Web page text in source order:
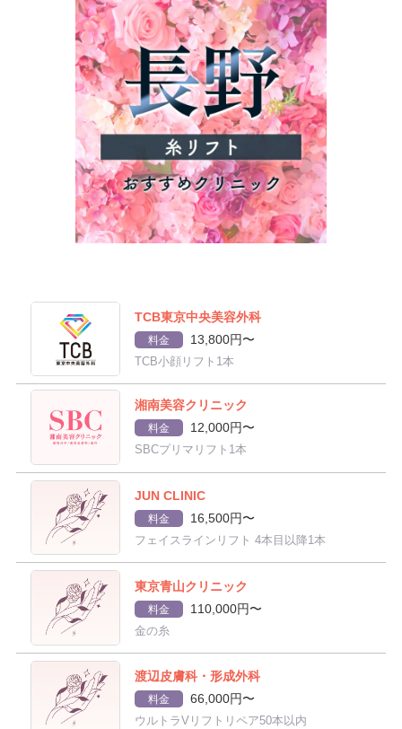
TCB東京中央美容外科
料金 13,800円〜
TCB小顔リフト1本
湘南美容クリニック
料金 12,000円〜
SBCプリマリフト1本
JUN CLINIC
料金 16,500円〜
フェイスラインリフト 4本目以降1本
東京青山クリニック
料金 110,000円〜
金の糸
渡辺皮膚科・形成外科
料金 66,000円〜
ウルトラVリフトリペア50本以内